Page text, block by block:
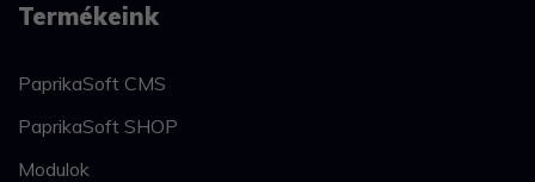
Termékeink
PaprikaSoft CMS
PaprikaSoft SHOP
Modulok